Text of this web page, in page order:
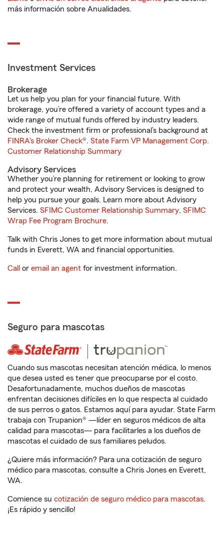
más información sobre Anualidades.
Investment Services
Brokerage
Let us help you plan for your financial future. With
brokerage, you’re offered a variety of account types and a
wide range of mutual funds offered by industry leaders.
Check the investment firm or professional’s background at
FINRA's Broker Check®. State Farm VP Management Corp.
Customer Relationship Summary
Advisory Services
Whether you’re planning for retirement or looking to grow
and protect your wealth, Advisory Services is designed to
help you pursue your goals. Learn more about Advisory
Services. SFIMC Customer Relationship Summary, SFIMC
Wrap Fee Program Brochure.
Talk with Chris Jones to get more information about mutual
funds in Everett, WA and financial opportunities.
Call or email an agent for investment information.
Seguro para mascotas
Cuando sus mascotas necesitan atención médica, lo menos
que desea usted es tener que preocuparse por el costo.
Desafortunadamente, muchos dueños de mascotas
enfrentan decisiones difíciles en lo que respecta al cuidado
de sus perros o gatos. Estamos aquí para ayudar. State Farm
trabaja con Trupanion® —líder en seguros médicos de alta
calidad para mascotas— para facilitarles a los dueños de
mascotas el cuidado de sus familiares peludos.
¿Quiere más información? Para una cotización de seguro
médico para mascotas, consulte a Chris Jones en Everett,
WA.
Comience su cotización de seguro médico para mascotas.
¡Es rápido y sencillo!